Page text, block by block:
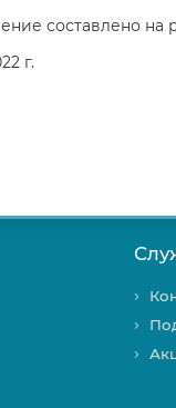
составлено на
г.